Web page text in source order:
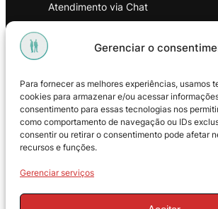
Gerenciar o
Para fornecer as melhores experiências, usamos
cookies para armazenar e/ou acessar
consentimento para essas tecnologias nos
como comportamento de navegação ou IDs
consentir ou retirar o consentimento pode afetar
recursos e funções.
Gerenciar serviços
Atendimento via Chat
Política de Privacidade
Política de Troca e Devoluções
Política de Reembolso